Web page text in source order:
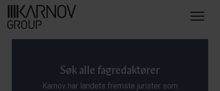
Menu
Søk alle fagredaktører
Karnov har landets fremste jurister som